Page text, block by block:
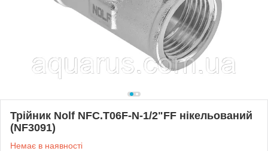
Трійник Nolf NFC.T06F-N-1/2"FF нікельований
(NF3091)
Немає в наявності